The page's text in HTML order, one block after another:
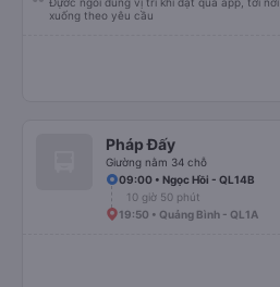
xuống theo yêu cầu
Pháp Đấy
Giường nằm 34 chỗ
09:00 • Ngọc Hồi - QL14B
10 giờ 50 phút
19:50 • Quảng Bình - QL1A